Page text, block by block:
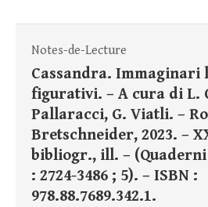
Notes-de-Lecture
Cassandra. Immaginari
figurativi. – A cura di L.
Pallaracci, G. Viatli. –
Bretschneider, 2023. –
bibliogr., ill. – (Quaderni
: 2724-3486 ; 5). – ISBN :
978.88.7689.342.1.